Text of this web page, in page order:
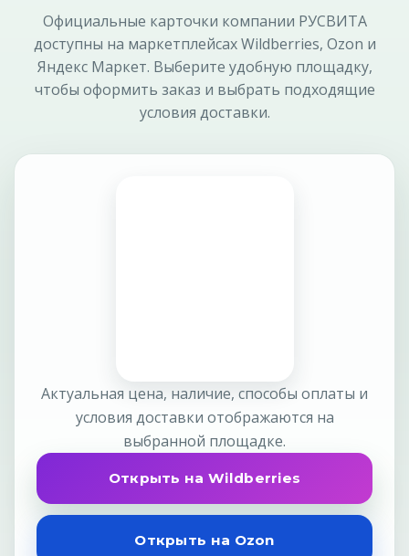
Официальные карточки компании РУСВИТА
доступны на маркетплейсах Wildberries, Ozon и
Яндекс Маркет. Выберите удобную площадку,
чтобы оформить заказ и выбрать подходящие
условия доставки.
Актуальная цена, наличие, способы оплаты и
условия доставки отображаются на
выбранной площадке.
Открыть на Wildberries
Открыть на Ozon